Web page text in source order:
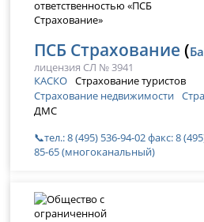
ПСБ Страхование (
лицензия СЛ № 3941
КАСКО Страхование туристов
Страхование недвижимости
ДМС
📞тел.: 8 (495) 536-94-02 факс: 8
85-65 (многоканальный)